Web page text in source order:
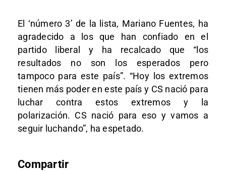
El ‘número 3’ de la lista, Mariano Fuentes, ha
agradecido a los que han confiado en el
partido liberal y ha recalcado que “los
resultados no son los esperados pero
tampoco para este país”. “Hoy los extremos
tienen más poder en este país y CS nació para
luchar contra estos extremos y la
polarización. CS nació para eso y vamos a
seguir luchando”, ha espetado.
Compartir